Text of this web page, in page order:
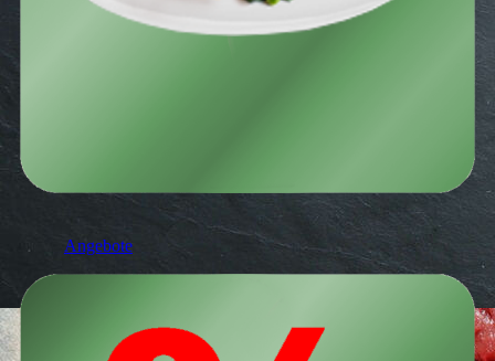
Angebote